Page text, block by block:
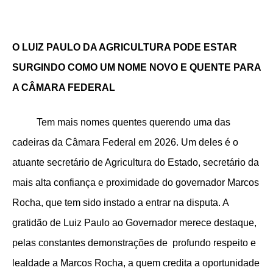
O LUIZ PAULO DA AGRICULTURA PODE ESTAR
SURGINDO COMO UM NOME NOVO E QUENTE PARA
A CÂMARA FEDERAL
Tem mais nomes quentes querendo uma das
cadeiras da Câmara Federal em 2026. Um deles é o
atuante secretário de Agricultura do Estado, secretário da
mais alta confiança e proximidade do governador Marcos
Rocha, que tem sido instado a entrar na disputa. A
gratidão de Luiz Paulo ao Governador merece destaque,
pelas constantes demonstrações de profundo respeito e
lealdade a Marcos Rocha, a quem credita a oportunidade